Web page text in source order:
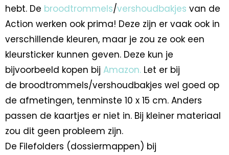
hebt. De broodtrommels/vershoudbakjes van de
Action werken ook prima! Deze zijn er vaak ook in
verschillende kleuren, maar je zou ze ook een
kleursticker kunnen geven. Deze kun je
bijvoorbeeld kopen bij Amazon. Let er bij
de broodtrommels/vershoudbakjes wel goed op
de afmetingen, tenminste 10 x 15 cm. Anders
passen de kaartjes er niet in. Bij kleiner materiaal
zou dit geen probleem zijn.
De Filefolders (dossiermappen) bij